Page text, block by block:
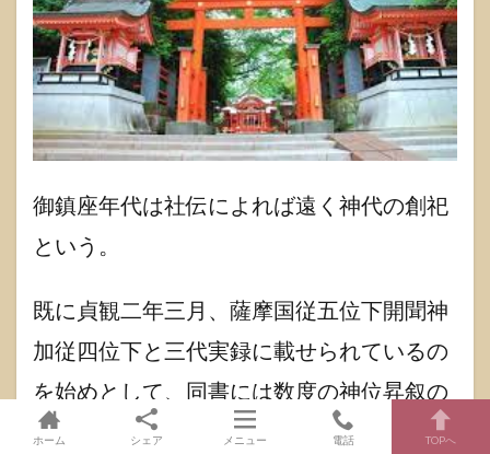
御鎮座年代は社伝によれば遠く神代の創祀
という。
既に貞観二年三月、薩摩国従五位下開聞神
加従四位下と三代実録に載せられているの
を始めとして、同書には数度の神位昇叙の
事が記され、殊に貞観十六年七月には開聞
ホーム シェア メニュー 電話 TOPへ